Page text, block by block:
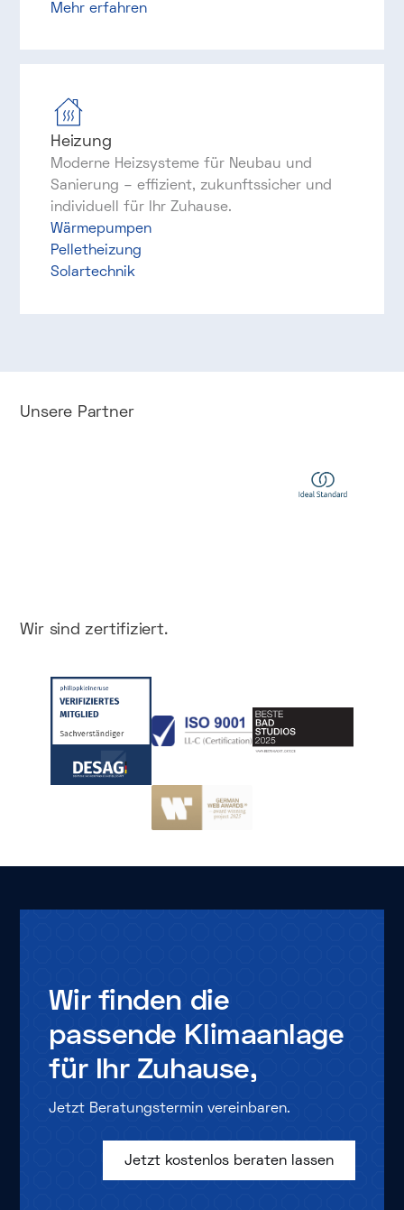
Mehr erfahren
Heizung
Moderne Heizsysteme für Neubau und
Sanierung – effizient, zukunftssicher und
individuell für Ihr Zuhause.
Wärmepumpen
Pelletheizung
Solartechnik
Unsere Partner
Wir sind zertifiziert.
Wir finden die
passende Klimaanlage
für Ihr Zuhause,
Jetzt Beratungstermin vereinbaren.
Jetzt kostenlos beraten lassen